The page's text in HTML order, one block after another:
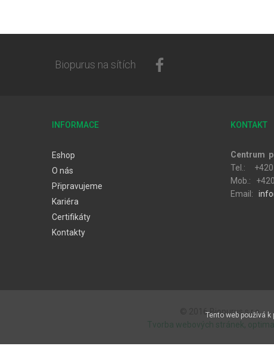
Tento web používá
Biopurus na sítích
INFORMACE
Eshop
O nás
Připravujeme
Kariéra
Certifikáty
Kontakty
KONTAKT
Centrum
Tel.: +420
Mob.:
Email:
© 2016 Biopurus s.r.o..
Tvorba webových stránek,